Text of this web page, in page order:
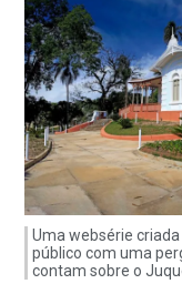
Uma websérie
público com uma
contam sobre o